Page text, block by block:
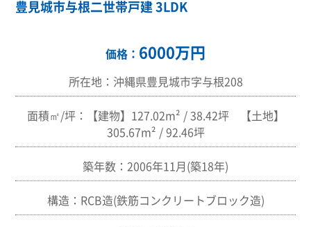
豊見城市与根二世帯戸建 3LDK
価格： 6000万円
所在地：沖縄県豊見城市字与根208
面積㎡/坪：【建物】127.02m² / 38.42坪 【土地】
305.67m² / 92.46坪
築年数：2006年11月(築18年)
構造：RCB造(鉄筋コンクリートブロック造)